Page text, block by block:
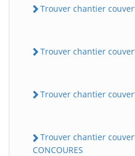
Trouver chantier
Trouver chantier
Trouver chantier
Trouver chantier
CONCOURES